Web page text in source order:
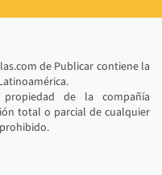
de Publicar contiene la
de la compañía
total o parcial de cualquier